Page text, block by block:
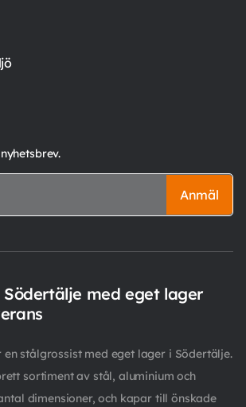
Anmäl
med eget lager
en stålgrossist med eget lager i Södertälje.
sortiment av stål, aluminium och
dimensioner, och kapar till önskade